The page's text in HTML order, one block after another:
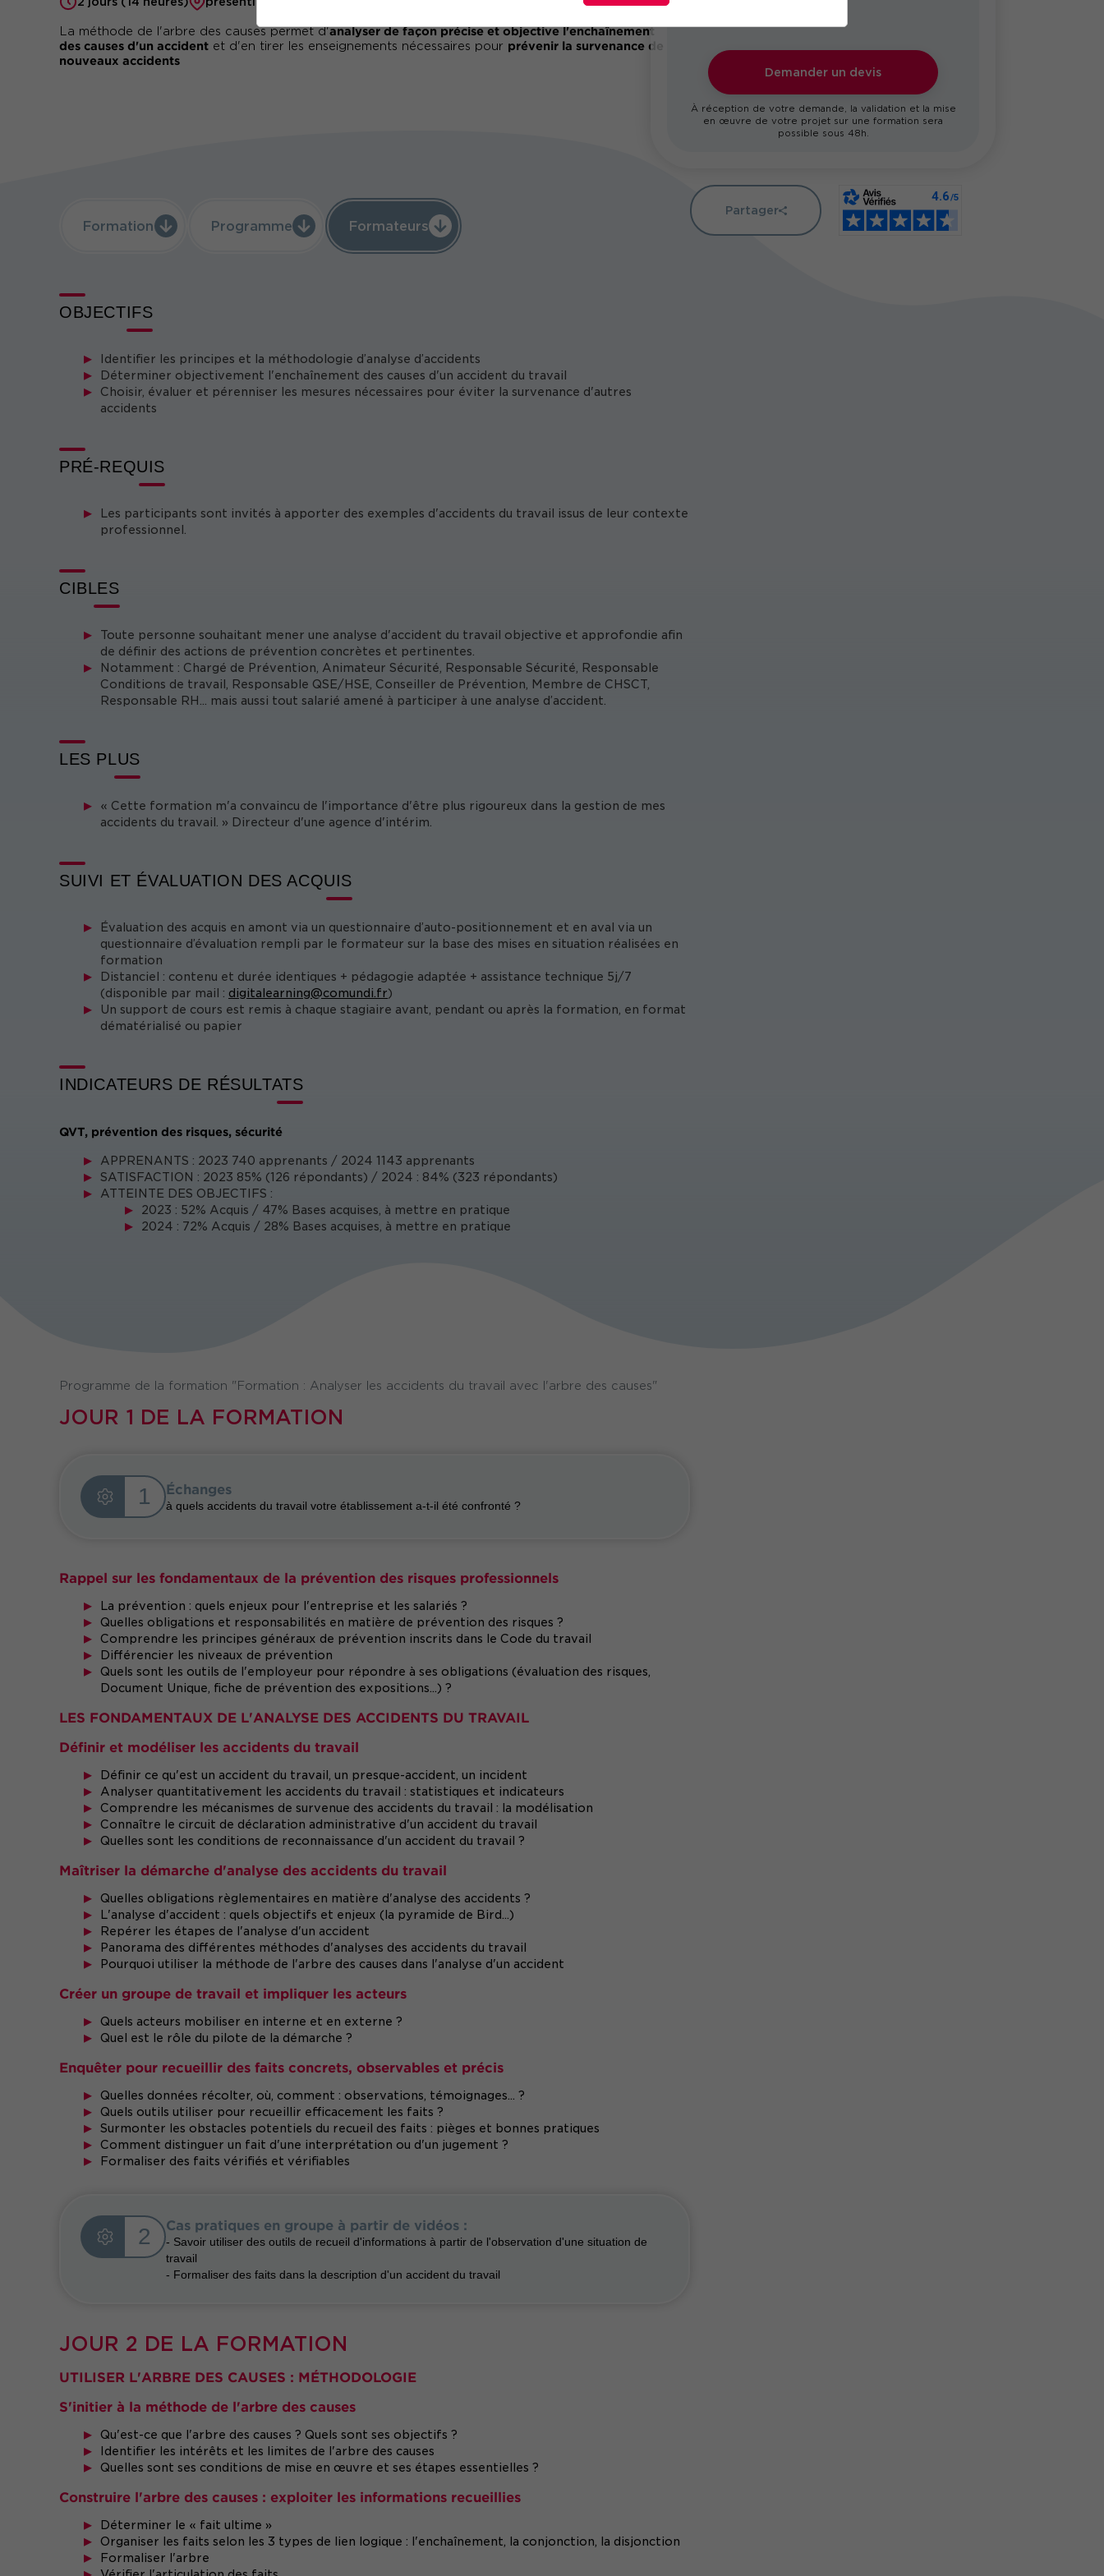
La méthode de l'arbre des causes permet d'analyser de façon précise et objective l'enchaînement
des causes d'un accident et d'en tirer les enseignements nécessaires pour prévenir la survenance de
nouveaux accidents
Formation Programme Formateurs
OBJECTIFS
Identifier les principes et la méthodologie d’analyse d’accidents
Déterminer objectivement l'enchaînement des causes d'un accident du travail
Choisir, évaluer et pérenniser les mesures nécessaires pour éviter la survenance d'autres
accidents
PRÉ-REQUIS
Les participants sont invités à apporter des exemples d'accidents du travail issus de leur contexte
professionnel.
CIBLES
Toute personne souhaitant mener une analyse d'accident du travail objective et approfondie afin
de définir des actions de prévention concrètes et pertinentes.
Notamment : Chargé de Prévention, Animateur Sécurité, Responsable Sécurité, Responsable
Conditions de travail, Responsable QSE/HSE, Conseiller de Prévention, Membre de CHSCT,
Responsable RH... mais aussi tout salarié amené à participer à une analyse d’accident.
LES PLUS
« Cette formation m'a convaincu de l'importance d'être plus rigoureux dans la gestion de mes
accidents du travail. » Directeur d'une agence d'intérim.
SUIVI ET ÉVALUATION DES ACQUIS
Évaluation des acquis en amont via un questionnaire d’auto-positionnement et en aval via un
questionnaire d’évaluation rempli par le formateur sur la base des mises en situation réalisées en
formation
Distanciel : contenu et durée identiques + pédagogie adaptée + assistance technique 5j/7
(disponible par mail : digitalearning@comundi.fr)
Un support de cours est remis à chaque stagiaire avant, pendant ou après la formation, en format
dématérialisé ou papier
INDICATEURS DE RÉSULTATS
QVT, prévention des risques, sécurité
APPRENANTS : 2023 740 apprenants / 2024 1143 apprenants
SATISFACTION : 2023 85% (126 répondants) / 2024 : 84% (323 répondants)
ATTEINTE DES OBJECTIFS :
2023 : 52% Acquis / 47% Bases acquises, à mettre en pratique
2024 : 72% Acquis / 28% Bases acquises, à mettre en pratique
Programme de la formation "Formation : Analyser les accidents du travail avec l'arbre des causes"
JOUR 1 DE LA FORMATION
1 Échanges
à quels accidents du travail votre établissement a-t-il été confronté ?
Rappel sur les fondamentaux de la prévention des risques professionnels
La prévention : quels enjeux pour l'entreprise et les salariés ?
Quelles obligations et responsabilités en matière de prévention des risques ?
Comprendre les principes généraux de prévention inscrits dans le Code du travail
Différencier les niveaux de prévention
Quels sont les outils de l'employeur pour répondre à ses obligations (évaluation des risques,
Document Unique, fiche de prévention des expositions...) ?
LES FONDAMENTAUX DE L'ANALYSE DES ACCIDENTS DU TRAVAIL
Définir et modéliser les accidents du travail
Définir ce qu'est un accident du travail, un presque-accident, un incident
Analyser quantitativement les accidents du travail : statistiques et indicateurs
Comprendre les mécanismes de survenue des accidents du travail : la modélisation
Connaître le circuit de déclaration administrative d'un accident du travail
Quelles sont les conditions de reconnaissance d'un accident du travail ?
Maîtriser la démarche d'analyse des accidents du travail
Quelles obligations règlementaires en matière d'analyse des accidents ?
L'analyse d'accident : quels objectifs et enjeux (la pyramide de Bird...)
Repérer les étapes de l'analyse d'un accident
Panorama des différentes méthodes d'analyses des accidents du travail
Pourquoi utiliser la méthode de l'arbre des causes dans l'analyse d'un accident
Créer un groupe de travail et impliquer les acteurs
Quels acteurs mobiliser en interne et en externe ?
Quel est le rôle du pilote de la démarche ?
Enquêter pour recueillir des faits concrets, observables et précis
Quelles données récolter, où, comment : observations, témoignages... ?
Quels outils utiliser pour recueillir efficacement les faits ?
Surmonter les obstacles potentiels du recueil des faits : pièges et bonnes pratiques
Comment distinguer un fait d'une interprétation ou d'un jugement ?
Formaliser des faits vérifiés et vérifiables
2 Cas pratiques en groupe à partir de vidéos :
- Savoir utiliser des outils de recueil d'informations à partir de l'observation d'une situation de
travail
- Formaliser des faits dans la description d'un accident du travail
JOUR 2 DE LA FORMATION
UTILISER L'ARBRE DES CAUSES : MÉTHODOLOGIE
S'initier à la méthode de l'arbre des causes
Qu'est-ce que l'arbre des causes ? Quels sont ses objectifs ?
Identifier les intérêts et les limites de l'arbre des causes
Quelles sont ses conditions de mise en œuvre et ses étapes essentielles ?
Construire l'arbre des causes : exploiter les informations recueillies
Déterminer le « fait ultime »
Organiser les faits selon les 3 types de lien logique : l'enchaînement, la conjonction, la disjonction
Formaliser l'arbre
Demander un devis
À réception de votre demande, la validation et la mise
en œuvre de votre projet sur une formation sera
possible sous 48h.
Partager